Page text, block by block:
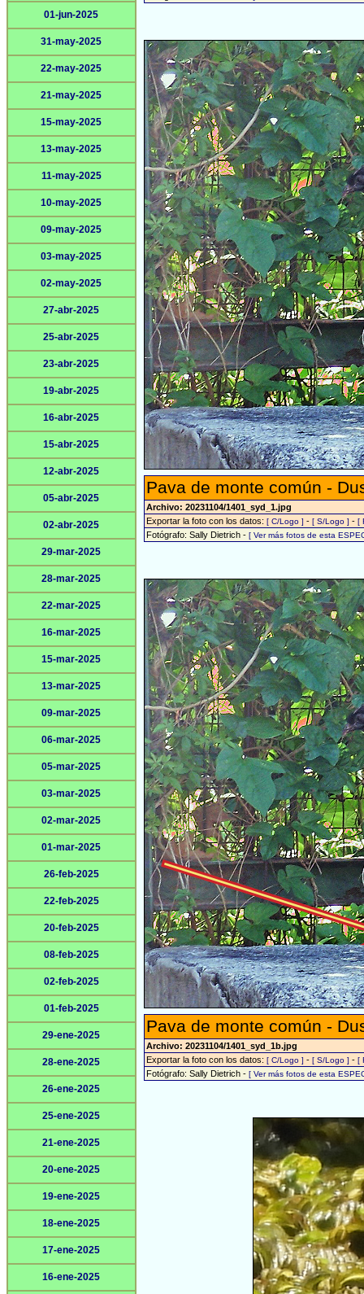
01-jun-2025
31-may-2025
22-may-2025
21-may-2025
15-may-2025
13-may-2025
11-may-2025
10-may-2025
09-may-2025
03-may-2025
02-may-2025
27-abr-2025
25-abr-2025
23-abr-2025
19-abr-2025
16-abr-2025
15-abr-2025
12-abr-2025
05-abr-2025
02-abr-2025
29-mar-2025
28-mar-2025
22-mar-2025
16-mar-2025
15-mar-2025
13-mar-2025
09-mar-2025
06-mar-2025
05-mar-2025
03-mar-2025
02-mar-2025
01-mar-2025
26-feb-2025
22-feb-2025
20-feb-2025
08-feb-2025
02-feb-2025
01-feb-2025
29-ene-2025
28-ene-2025
26-ene-2025
25-ene-2025
21-ene-2025
20-ene-2025
19-ene-2025
18-ene-2025
17-ene-2025
16-ene-2025
Pava de monte común -
Archivo: 20231104/1401_syd_1.jpg
Exportar la foto con los datos: [ C/Logo ] - [ S/Logo ] - [
Fotógrafo: Sally Dietrich - [ Ver más fotos de esta
Pava de monte común -
Archivo: 20231104/1401_syd_1b.jpg
Exportar la foto con los datos: [ C/Logo ] - [ S/Logo ] - [
Fotógrafo: Sally Dietrich - [ Ver más fotos de esta